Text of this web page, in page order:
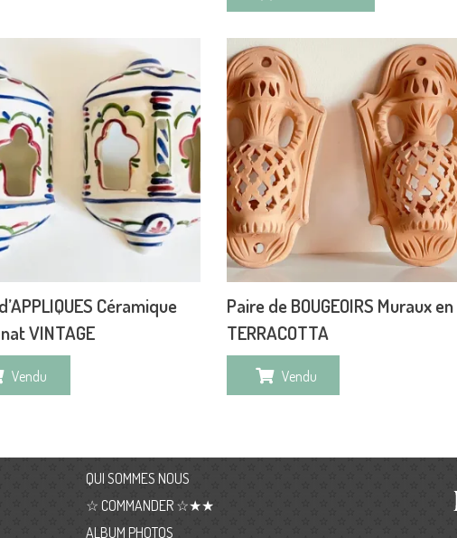
Céramique
VINTAGE
Vendu
Paire de BOUGEOIRS Muraux en
TERRACOTTA
Vendu
QUI SOMMES NOUS
☆ COMMANDER ☆★★
ALBUM PHOTOS